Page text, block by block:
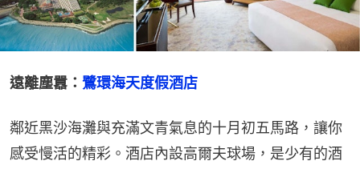
遠離塵囂： 鷺環海天度假酒店
鄰近黑沙海灘與充滿文青氣息的十月初五馬路，讓你
感受慢活的精彩。酒店內設高爾夫球場，是少有的酒